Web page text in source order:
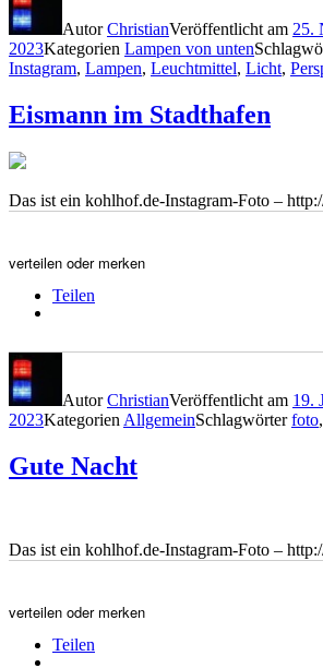
AutorChristianVeröffentlicht am 25.
2023Kategorien Lampen von unten
Instagram, Lampen, Leuchtmittel, Licht,
Eismann im Stadthafen
Das ist ein kohlhof.de-Instagram-Foto –
verteilen oder merken
Teilen
AutorChristianVeröffentlicht am 19.
2023Kategorien AllgemeinSchlagwörterfoto,
Gute Nacht
Das ist ein kohlhof.de-Instagram-Foto –
verteilen oder merken
Teilen